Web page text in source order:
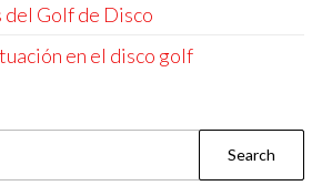
Golf de Disco
en el disco golf